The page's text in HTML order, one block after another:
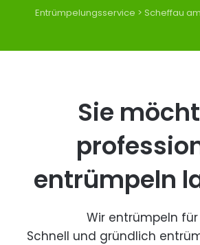
Entrümpelungsservice > Scheffau
Sie
entrümpeln
Wir entrümpeln für
Schnell und gründlich